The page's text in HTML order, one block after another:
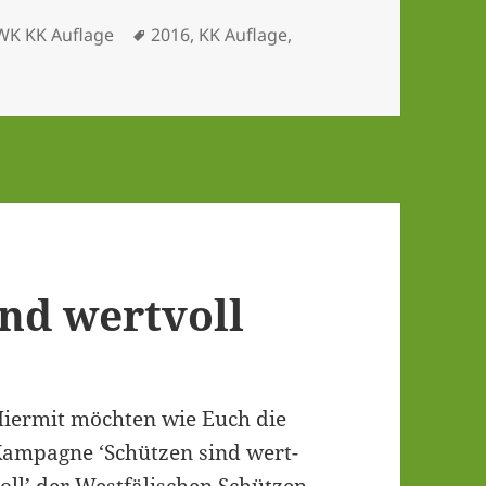
KK Auflage Schlagwörter
2016, KK Auflage,
wertvoll
möch­ten wie Euch die
‘Schüt­zen sind wert­